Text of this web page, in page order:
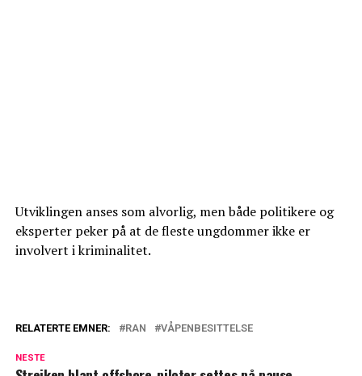
Utviklingen anses som alvorlig, men både politikere og
eksperter peker på at de fleste ungdommer ikke er
involvert i kriminalitet.
RELATERTE EMNER: RAN VÅPENBESITTELSE
NESTE